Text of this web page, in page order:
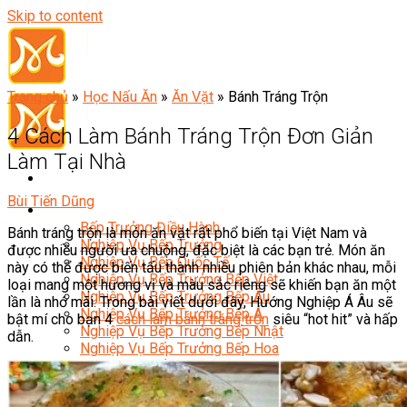
Skip to content
Đầu Bếp
Bếp Trưởng Điều Hành
Nghiệp Vụ Bếp Trưởng
Nghiệp Vụ Bếp Quốc Tế
Nghiệp Vụ Bếp Trưởng Bếp Việt
Nghiệp Vụ Bếp Trưởng Bếp Âu
Nghiệp Vụ Bếp Trưởng Bếp Á
Nghiệp Vụ Bếp Trưởng Bếp Nhật
Nghiệp Vụ Bếp Trưởng Bếp Hoa
Nghiệp Vụ Bếp Hàn
Nghiệp Vụ Bếp Thái
Nghiệp Vụ Bếp Chay
Trang chủ » Học Nấu Ăn » Ăn Vặt » Bánh Tráng Trộn
4 Cách Làm Bánh Tráng Trộn Đơn Giản
Làm Tại Nhà
Bùi Tiến Dũng
Bánh tráng trộn là món ăn vặt rất phổ biến tại Việt Nam và
được nhiều người ưa chuộng, đặc biệt là các bạn trẻ. Món ăn
này có thể được biến tấu thành nhiều phiên bản khác nhau, mỗi
loại mang một hương vị và màu sắc riêng sẽ khiến bạn ăn một
lần là nhớ mãi. Trong bài viết dưới đây, Hướng Nghiệp Á Âu sẽ
bật mí cho bạn 4cách làm bánh tráng trộn siêu “hot hit” và hấp
dẫn.